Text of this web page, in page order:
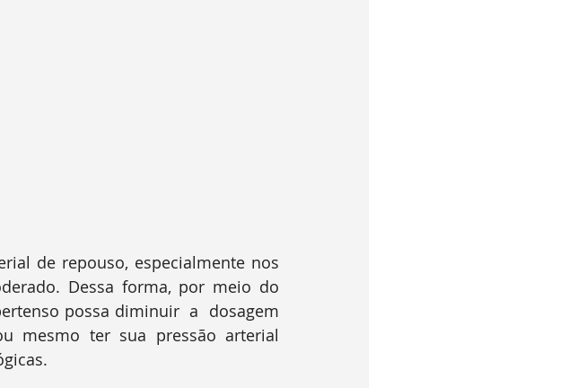
Dessa forma, por meio do
possa diminuir  a  dosagem
mesmo ter sua pressão arterial